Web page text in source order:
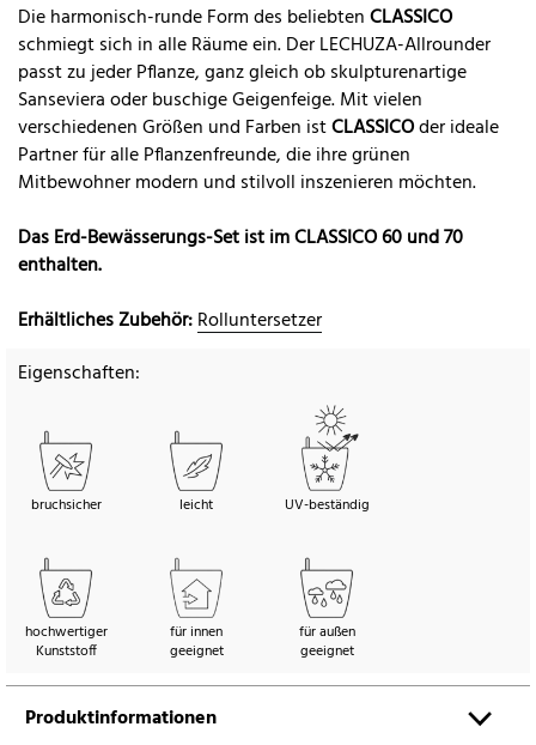
Die harmonisch-runde Form des beliebtenCLASSICO
schmiegt sich in alle Räume ein. Der LECHUZA-Allrounder
passt zu jeder Pflanze, ganz gleich ob skulpturenartige
Sanseviera oder buschige Geigenfeige. Mit vielen
verschiedenen Größen und Farben istCLASSICOder ideale
Partner für alle Pflanzenfreunde, die ihre grünen
Mitbewohner modern und stilvoll inszenieren möchten.
Das Erd-Bewässerungs-Set ist im CLASSICO 60 und 70
enthalten.
Erhältliches Zubehör:Rolluntersetzer
Eigenschaften:
bruchsicher leicht UV-beständig
hochwertiger
Kunststoff
für innen
geeignet
für außen
geeignet
Produktinformationen